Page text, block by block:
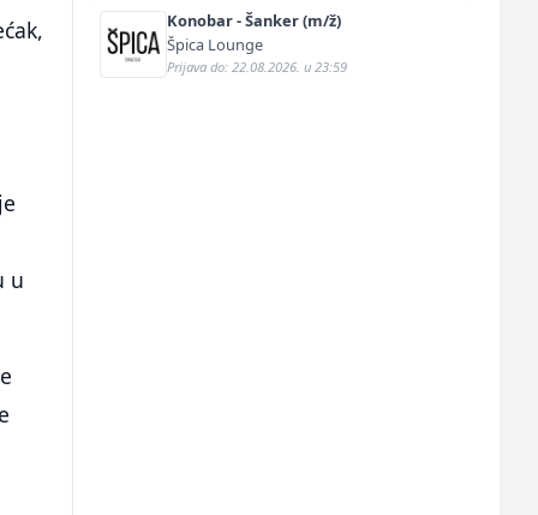
u
Konobar - Šanker (m/ž)
Špica Lounge
Prijava do: 22.08.2026. u 23:59